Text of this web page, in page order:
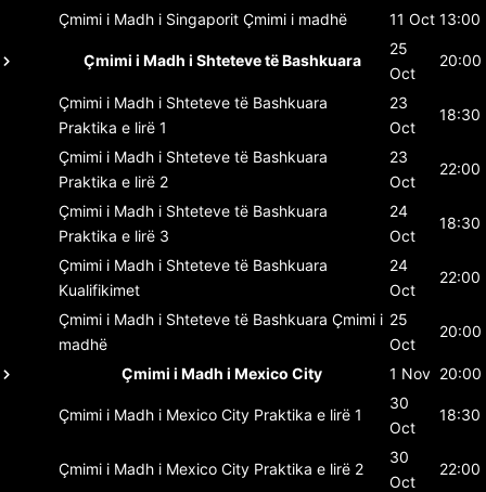
Çmimi i Madh i Singaporit Çmimi i madhë 11 Oct 13:00
Çmimi i Madh i Shteteve të Bashkuara
25
Oct
20:00
Çmimi i Madh i Shteteve të Bashkuara
Praktika e lirë 1
23
Oct
18:30
Çmimi i Madh i Shteteve të Bashkuara
Praktika e lirë 2
23
Oct
22:00
Çmimi i Madh i Shteteve të Bashkuara
Praktika e lirë 3
24
Oct
18:30
Çmimi i Madh i Shteteve të Bashkuara
Kualifikimet
24
Oct
22:00
Çmimi i Madh i Shteteve të Bashkuara Çmimi i
madhë
25
Oct
20:00
Çmimi i Madh i Mexico City 1 Nov 20:00
Çmimi i Madh i Mexico City Praktika e lirë 1
30
Oct
18:30
Çmimi i Madh i Mexico City Praktika e lirë 2
30
Oct
22:00